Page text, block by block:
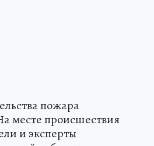
пожара
месте происшествия
и эксперты